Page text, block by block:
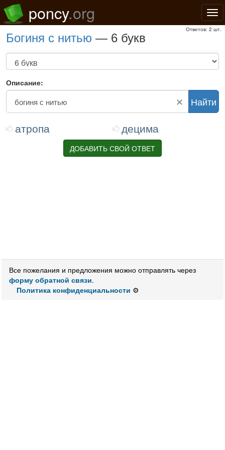
poncy.org
богиня с нитью — 6 букв
Ответов: 2 шт.
атропа децима
Описание:
✕ Найти
ДОБАВИТЬ СВОЙ ОТВЕТ
Все пожелания и предложения можно отправлять через
форму обратной связи.
Политика конфиденциальности ⚙️